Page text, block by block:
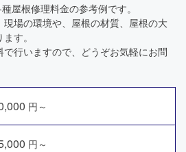
屋根修理料金の参考例です。
場の環境や、屋根の材質、屋根の大
す。
で行いますので、どうぞお気軽にお問
円～
円～